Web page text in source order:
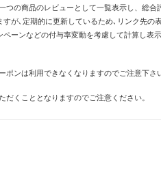
の商品のレビューとして一覧表示し、総合
が､定期的に更新しているため､リンク先の
ーンなどの付与率変動を考慮して計算し
ポンは利用できなくなりますのでご注意下
くこととなりますのでご注意ください。